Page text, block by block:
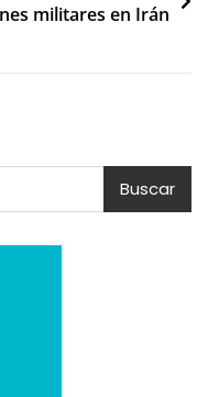
militares en Irán
Buscar